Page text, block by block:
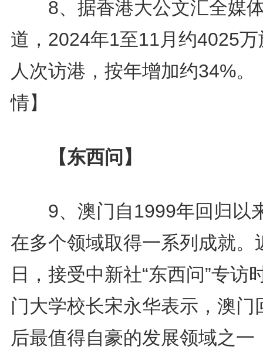
8、据香港大公文汇全媒
道，2024年1至11月约4025万
人次访港，按年增加约34%。
情】
【东西问】
9、澳门自1999年回归以
在多个领域取得一系列成就。
日，接受中新社“东西问”专访
门大学校长宋永华表示，澳门
后最值得自豪的发展领域之一